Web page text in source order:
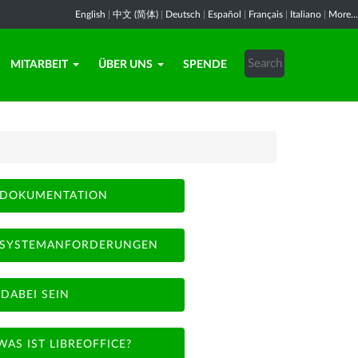
English 中文 (简体) Deutsch Español Français Italiano More...
MITARBEIT ÜBER UNS SPENDE
DOKUMENTATION
SYSTEMANFORDERUNGEN
DABEI SEIN
IST LIBREOFFICE?